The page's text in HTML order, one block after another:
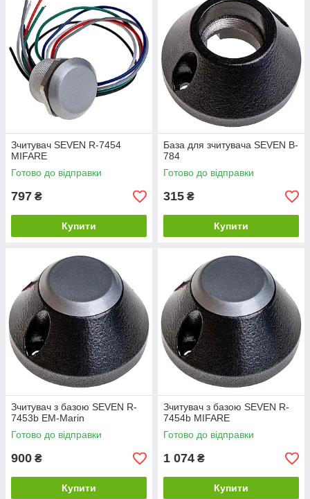
Зчитувач SEVEN R-7454
MIFARE
Готово до відправки
797 ₴
Купити
База для зчитувача SEVEN B-
784
Готово до відправки
315 ₴
Купити
Зчитувач з базою SEVEN R-
7453b EM-Marin
Готово до відправки
900 ₴
Купити
Зчитувач з базою SEVEN R-
7454b MIFARE
Готово до відправки
1 074 ₴
Купити